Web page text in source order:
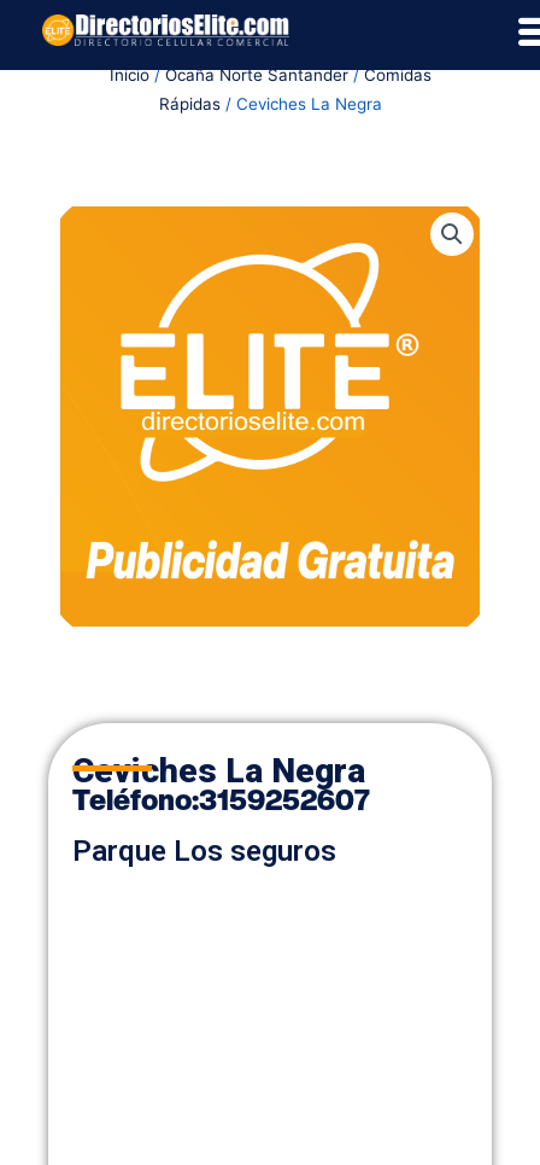
Inicio/Ocaña Norte Santander/Comidas
Rápidas/ Ceviches La Negra
Ceviches La Negra
Teléfono:3159252607
Parque Los seguros